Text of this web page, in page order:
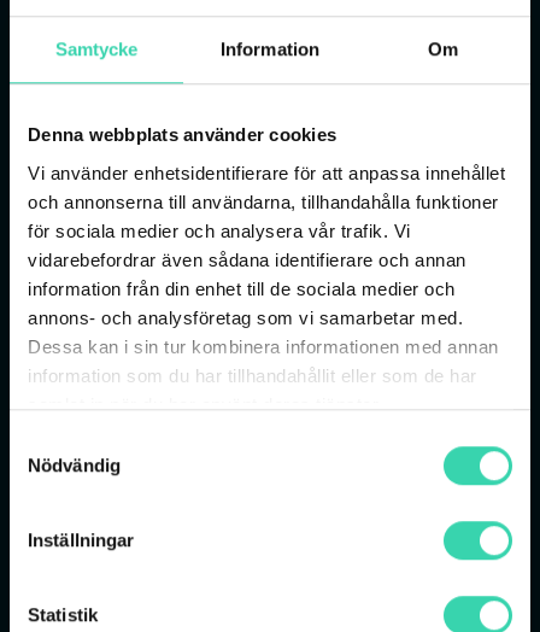
Samtycke Information Om
Denna webbplats använder cookies
Vi använder enhetsidentifierare för att anpassa innehållet
och annonserna till användarna, tillhandahålla funktioner
för sociala medier och analysera vår trafik. Vi
vidarebefordrar även sådana identifierare och annan
information från din enhet till de sociala medier och
annons- och analysföretag som vi samarbetar med.
Dessa kan i sin tur kombinera informationen med annan
information som du har tillhandahållit eller som de har
samlat in när du har använt deras tjänster.
Nödvändig
Inställningar
Statistik
Viaplay Total
i 24 månader
30% rabatt i 24 månader när du beställer
Viaplay Total! Se några av världens bästa
ligor, blandat med underhållning för hela
familjen - streamat när och var det passar
dig.
Premier League, UEFA Champions
League, Bundesliga
NHL, F1, Indycar
24 månader bindningstid